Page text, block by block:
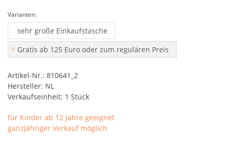
Varianten:
sehr große Einkaufstasche
Gratis ab 125 Euro oder zum regulären Preis
Artikel-Nr.: 810641_2
Hersteller: NL
Verkaufseinheit: 1 Stück
für Kinder ab 12 Jahre geeignet
ganzjähriger Verkauf möglich